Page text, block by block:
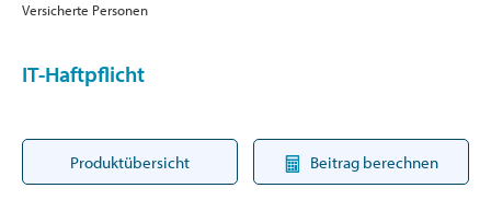
Versicherte Personen
IT-Haftpflicht
Produktübersicht Beitrag berechnen